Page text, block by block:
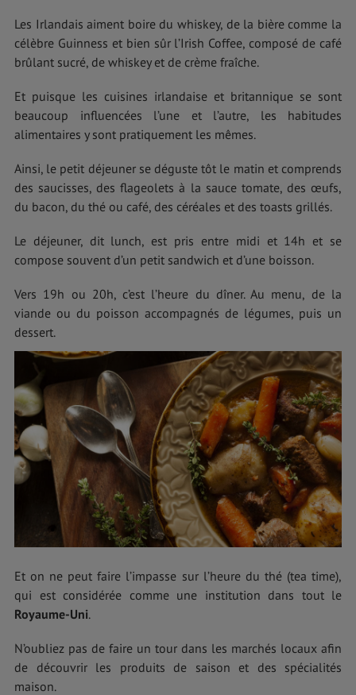
Les Irlandais aiment boire du whiskey, de la bière comme la
célèbre Guinness et bien sûr l’Irish Coffee, composé de café
brûlant sucré, de whiskey et de crème fraîche.
Et puisque les cuisines irlandaise et britannique se sont
beaucoup influencées l’une et l’autre, les habitudes
alimentaires y sont pratiquement les mêmes.
Ainsi, le petit déjeuner se déguste tôt le matin et comprends
des saucisses, des flageolets à la sauce tomate, des œufs,
du bacon, du thé ou café, des céréales et des toasts grillés.
Le déjeuner, dit lunch, est pris entre midi et 14h et se
compose souvent d’un petit sandwich et d’une boisson.
Vers 19h ou 20h, c’est l’heure du dîner. Au menu, de la
viande ou du poisson accompagnés de légumes, puis un
dessert.
Et on ne peut faire l’impasse sur l’heure du thé (tea time),
qui est considérée comme une institution dans tout le
Royaume-Uni.
N’oubliez pas de faire un tour dans les marchés locaux afin
de découvrir les produits de saison et des spécialités
maison.